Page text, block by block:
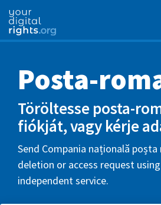
Posta-
Töröltesse posta-
fiókját, vagy kérje
Send Compania națională
deletion or access request
independent service.